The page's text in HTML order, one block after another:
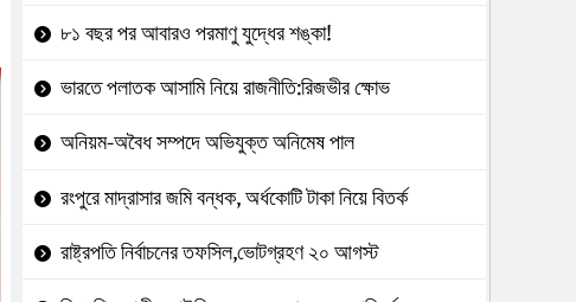
৮১ বছর পর আবারও পরমাণু যুদ্ধের শঙ্কা!
ভারতে পলাতক আসামি নিয়ে রাজনীতি:রিজভীর ক্ষোভ
অনিয়ম-অবৈধ সম্পদে অভিযুক্ত অনিমেষ পাল
রংপুরে মাদ্রাসার জমি বন্ধক, অর্ধকোটি টাকা নিয়ে বিতর্ক
রাষ্ট্রপতি নির্বাচনের তফসিল,ভোটগ্রহণ ২০ আগস্ট